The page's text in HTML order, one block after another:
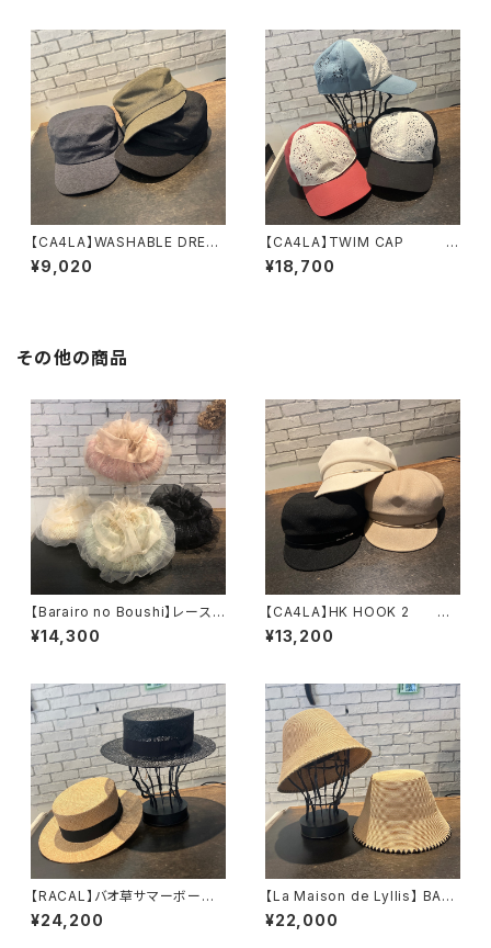
【CA4LA】WASHABLE DREA
MS PL キャップ DO
U02148
¥9,020
【CA4LA】TWIM CAP キ
¥18,700
その他の商品
【Barairo no Boushi】レース
柄ニット&シルクオーガンベレ
ー ベレー L00762
¥14,300
【CA4LA】HK HOOK 2
¥13,200
【RACAL】バオ草サマーボータ
ーハット ハット RL
-26-1433
¥24,200
【La Maison de Lyllis】 BAS
CKET ハット 2261
027
¥22,000